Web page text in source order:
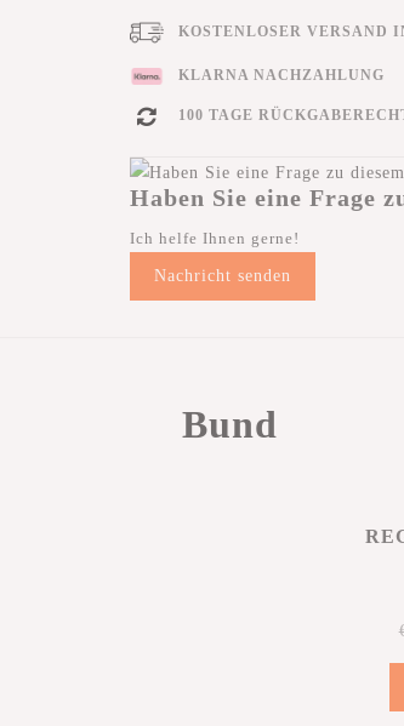
KOSTENLOSER VERSAND
KLARNA NACHZAHLUNG
100 TAGE
Haben Sie eine Frage
Ich helfe Ihnen gerne!
Nachricht senden
Bund